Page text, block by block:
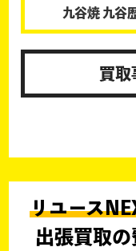
九谷焼 九谷
買取
リユース
出張買取の